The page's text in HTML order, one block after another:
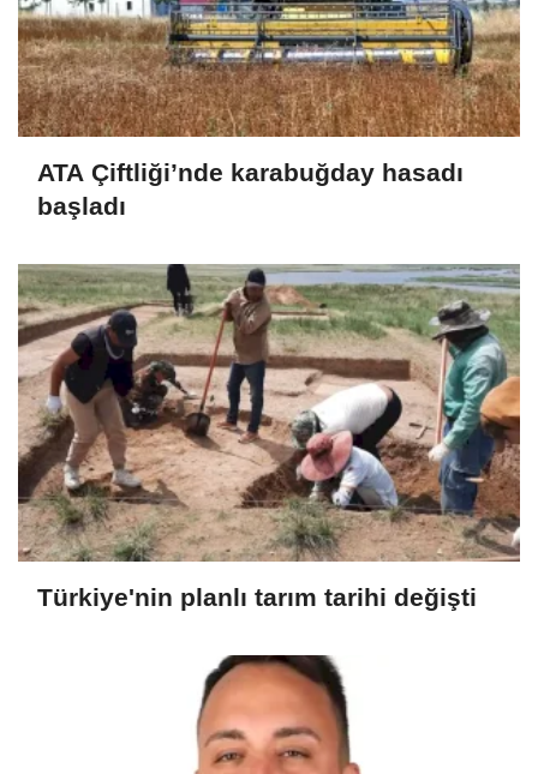
ATA Çiftliği’nde karabuğday hasadı
başladı
Türkiye'nin planlı tarım tarihi değişti